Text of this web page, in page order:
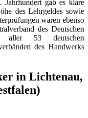
Jahrhundert gab es klare
des Lehrgeldes sowie
waren ebenso
des Deutschen
aller 53 deutschen
des Handwerks
in Lichtenau,